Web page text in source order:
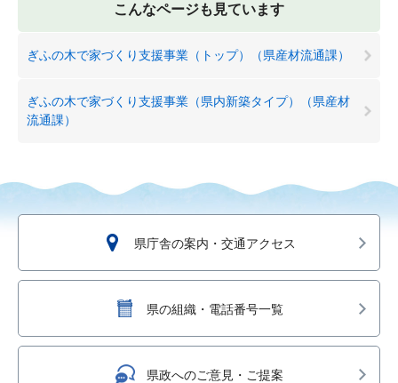
こんなページも見ています
ぎふの木で家づくり支援事業（トップ）（県産材流通課）
ぎふの木で家づくり支援事業（県内新築タイプ）（県産材
流通課）
県庁舎の案内・交通アクセス
県の組織・電話番号一覧
県政へのご意見・ご提案